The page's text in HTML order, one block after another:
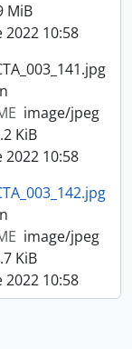
MiB
10:58
image/jpeg
KiB
10:58
image/jpeg
KiB
10:58